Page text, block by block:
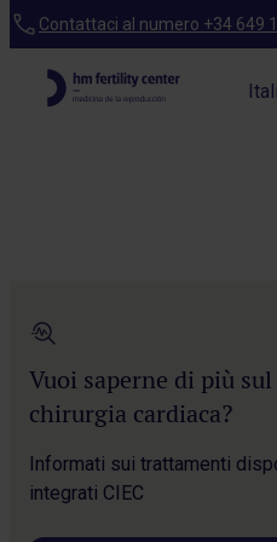
Contattaci al numero +34 649
Home
Supporto
Cuadro médico
Financiación
FIV con óvulo donante
FIV con semen donante
Vuoi saperne di più
chirurgia cardiaca?
Informati sui trattamenti
integrati CIEC